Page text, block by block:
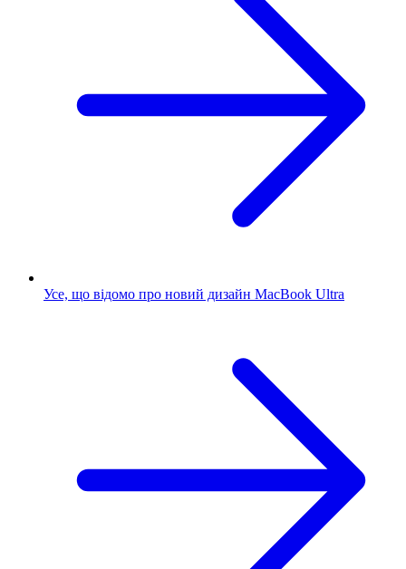
Усе, що відомо про новий дизайн MacBook Ultra